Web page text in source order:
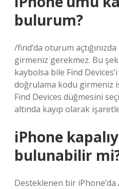
bulurum?
/find’da oturum
girmeniz gerekmez. Bu
kaybolsa bile Find
doğrulama kodu girmeniz
Find Devices düğmesini
altında kayıp olarak
iPhone
bulunabilir
Desteklenen bir iPhone’da